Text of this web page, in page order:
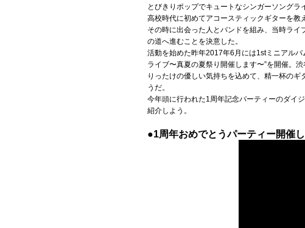
とびきりポップでキュートなシンガーソング
高校時代に初めてアコースティックギターを教
その時に出会った人とバンドを組み、当時ラ
の道へ進むことを決意した。
活動を始めた昨年2017年6月には1stミニアル
ライブ〜真夏の夏祭り開催します〜”を開催。
りったけの優しい気持ちを込めて、精一杯の
うだ。
今年頭に行われた1周年記念パーティーのダイ
紹介しよう。
●1周年おめでとうパーティー開催